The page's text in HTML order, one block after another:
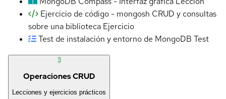
Ejercicio de código - mongosh CRUD y consultas
sobre una biblioteca Ejercicio
Test de instalación y entorno de MongoDB Test
3
Operaciones CRUD
Lecciones y ejercicios prácticos